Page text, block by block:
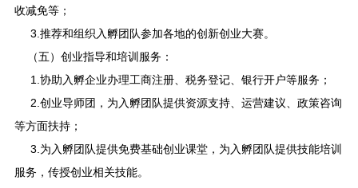
收减免等；
3.推荐和组织入孵团队参加各地的创新创业大赛。
（五）创业指导和培训服务：
1.协助入孵企业办理工商注册、税务登记、银行开户等服务；
2.创业导师团，为入孵团队提供资源支持、运营建议、政策咨询
等方面扶持；
3.为入孵团队提供免费基础创业课堂，为入孵团队提供技能培训
服务，传授创业相关技能。